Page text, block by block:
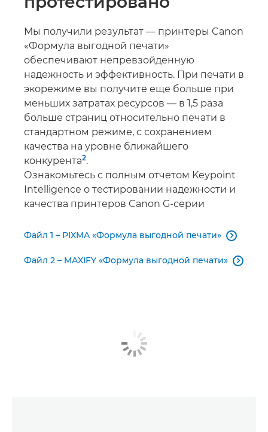
Мы получили результат — принтеры Canon
«Формула выгодной печати»
обеспечивают непревзойденную
надежность и эффективность. При печати в
экорежиме вы получите еще больше при
меньших затратах ресурсов — в 1,5 раза
больше страниц относительно печати в
стандартном режиме, с сохранением
качества на уровне ближайшего
конкурента2.
Ознакомьтесь с полным отчетом Keypoint
Intelligence о тестировании надежности и
качества принтеров Canon G-серии
Файл 1 – PIXMA «Формула выгодной печати» 
Файл 2 – MAXIFY «Формула выгодной печати» 